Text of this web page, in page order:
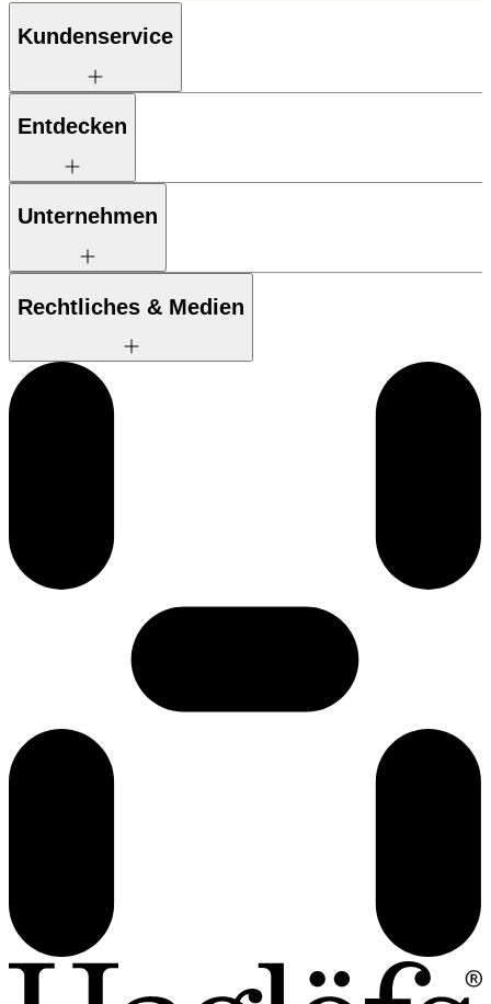
Kundenservice
Entdecken
Unternehmen
Rechtliches & Medien